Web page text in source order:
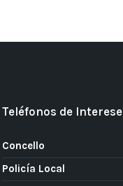
Teléfonos de Interese
Concello
Policía Local